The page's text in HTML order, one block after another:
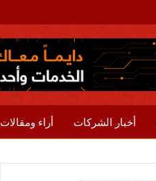
أخبار الشركات أراء ومقالات